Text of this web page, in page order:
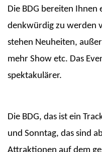
Die BDG bereiten Ihnen
denkwürdig zu werden
stehen Neuheiten,
mehr Show etc. Das
spektakulärer.
Die BDG, das ist ein
und Sonntag, das sind